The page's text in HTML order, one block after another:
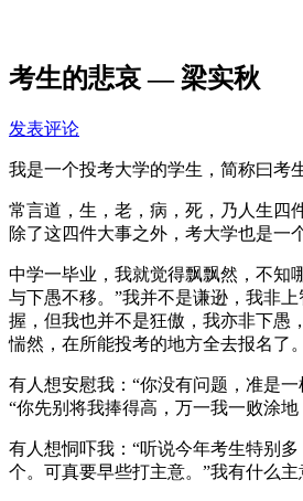
考生的悲哀 — 梁实秋
发表评论
我是一个投考大学的学生，简称曰考生
常言道，生，老，病，死，乃人生四
除了这四件大事之外，考大学也是一
中学一毕业，我就觉得飘飘然，不知
与下愚不移。”我并不是谦逊，我非
握，但我也并不是狂傲，我亦非下愚
惴然，在所能投考的地方全去报名了。
有人想安慰我：“你没有问题，准是一
“你先别将我捧得高，万一我一败涂
有人想恫吓我：“听说今年考生特别
个。可真要早些打主意。”我有什么主